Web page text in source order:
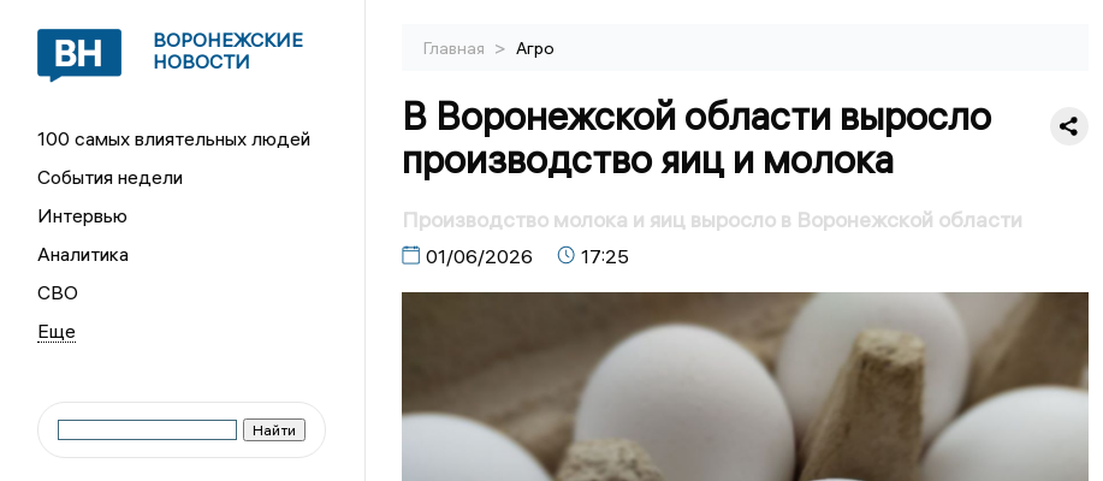
ВОРОНЕЖСКИЕ
НОВОСТИ
100 самых влиятельных людей
События недели
Интервью
Аналитика
СВО
Главная > Агро
В Воронежской области выросло
производство яиц и молока
Производство молока и яиц выросло в Воронежской области
01/06/2026 17:25